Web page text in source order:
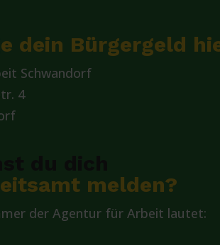
dein Bürgergeld
Schwandorf
4
melden?
der Agentur für Arbeit lautet: